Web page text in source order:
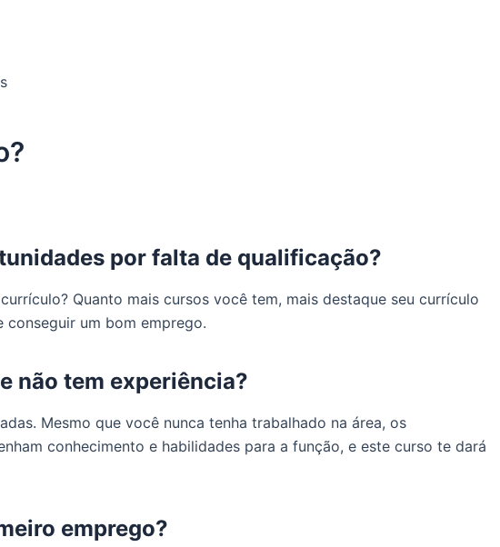
por falta de qualificação?
Quanto mais cursos você tem, mais destaque seu currículo
conseguir um bom emprego.
não tem experiência?
Mesmo que você nunca tenha trabalhado na área, os
conhecimento e habilidades para a função, e este curso te dará
emprego?